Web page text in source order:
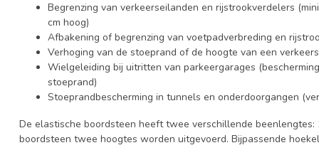
Begrenzing van verkeerseilanden en rijstrookverdelers
cm hoog)
Afbakening of begrenzing van voetpadverbreding en
Verhoging van de stoeprand of de hoogte van een
Wielgeleiding bij uitritten van parkeergarages
stoeprand)
Stoeprandbescherming in tunnels en onderdoorgangen
De elastische boordsteen heeft twee verschillende beenlengtes:
boordsteen twee hoogtes worden uitgevoerd. Bijpassende